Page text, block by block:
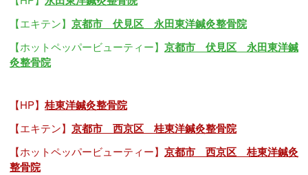
【エキテン】 京都市 伏見区 永田東洋鍼灸整骨院
【ホットペッパービューティー】 京都市 伏見区 永田東洋鍼
灸整骨院
【HP】 桂東洋鍼灸整骨院
【エキテン】 京都市 西京区 桂東洋鍼灸整骨院
【ホットペッパービューティー】 京都市 西京区 桂東洋鍼灸
整骨院